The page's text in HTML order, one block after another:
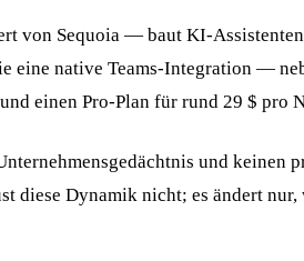
von Sequoia — baut KI-
eine native Teams-Integration —
einen Pro-Plan für rund 29 $ pro
und
diese Dynamik nicht; es ändert nur,